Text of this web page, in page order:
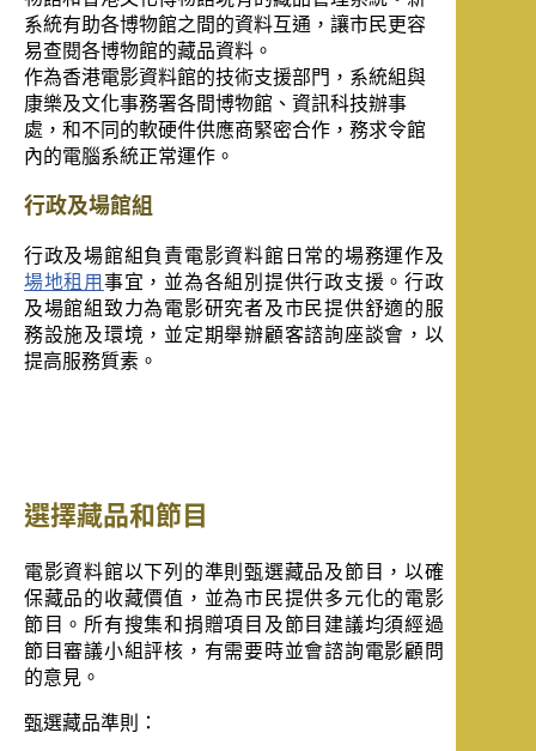
系統有助各博物館之間的資料互通，讓市民更容
易查閱各博物館的藏品資料。
作為香港電影資料館的技術支援部門，系統組與
康樂及文化事務署各間博物館、資訊科技辦事
處，和不同的軟硬件供應商緊密合作，務求令館
內的電腦系統正常運作。
行政及場館組
行政及場館組負責電影資料館日常的場務運作及
場地租用事宜，並為各組別提供行政支援。行政
及場館組致力為電影研究者及市民提供舒適的服
務設施及環境，並定期舉辦顧客諮詢座談會，以
提高服務質素。
選擇藏品和節目
電影資料館以下列的準則甄選藏品及節目，以確
保藏品的收藏價值，並為市民提供多元化的電影
節目。所有搜集和捐贈項目及節目建議均須經過
節目審議小組評核，有需要時並會諮詢電影顧問
的意見。
甄選藏品準則：